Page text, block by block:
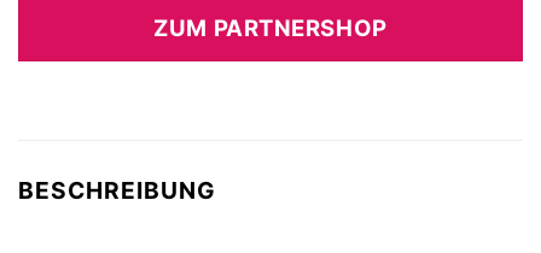
ZUM PARTNERSHOP
BESCHREIBUNG